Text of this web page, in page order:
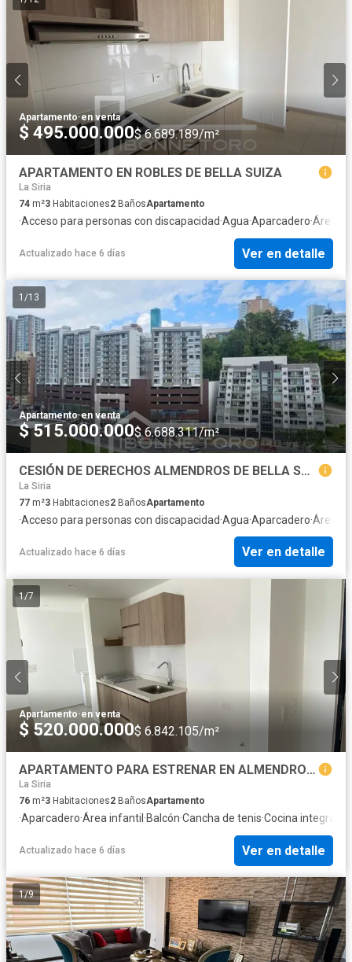
Apartamento·en venta
$ 495.000.000$ 6.689.189/m²
APARTAMENTO EN ROBLES DE BELLA SUIZA
La Siria
74 m²3 Habitaciones2 BañosApartamento
·Acceso para personas con discapacidad·Agua·Aparcadero·Área
Actualizado hace 6 días Ver en detalle
1 /13
Apartamento·en venta
$ 515.000.000$ 6.688.311/m²
CESIÓN DE DERECHOS ALMENDROS DE BELLA SUIZA
La Siria
77 m²3 Habitaciones2 BañosApartamento
·Acceso para personas con discapacidad·Agua·Aparcadero·Área
Actualizado hace 6 días Ver en detalle
1/7
Apartamento·en venta
$ 520.000.000$ 6.842.105/m²
APARTAMENTO PARA ESTRENAR EN ALMENDROS BELLA SUIZA / 3 ALCOBAS !!!
La Siria
76 m²3 Habitaciones2 BañosApartamento
·Aparcadero·Área infantil ·Balcón·Cancha de tenis·Cocina integral
Actualizado hace 6 días Ver en detalle
1/9